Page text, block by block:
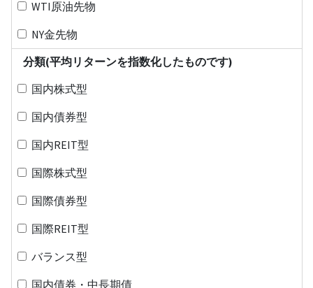
WTI原油先物
NY金先物
分類(平均リターンを指数化したものです)
国内株式型
国内債券型
国内REIT型
国際株式型
国際債券型
国際REIT型
バランス型
国内債券・中長期債